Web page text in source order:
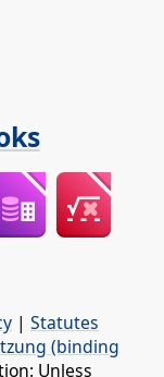
| Statutes
(binding
Unless